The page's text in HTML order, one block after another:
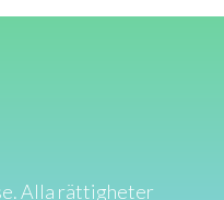
Alla rättigheter